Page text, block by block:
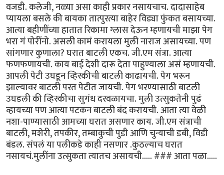
वजडी. कलेजी, नळ्या असा काही प्रकार नसायचाच. दादासाहेब
प्यायला बसले की बायका तात्पुरत्या बाहेर विड्या फुंकत बसायच्या.
आत्या बहीणींच्या हातात रिकामा ग्लास देऊन म्हणायची माझा पेग
भरा गं पोरींनो. असली कामं करायला मुली नाराज असायच्या. पण
सांगणार कुणाला? घरात बाटली एकच. जी.एम संत्रा. आत्या
फणफणायची. काय बाई देशी दारू देता पाहुण्याला असं म्हणायची.
आपली पेटी उघडून व्हिस्कीची बाटली काढायची. पेग भरून
झाल्यावर बाटली परत पेटीत जायची. पेग भरण्यासाठी बाटली
उघडली की व्हिस्कीचा सुगंध दरवळायचा. मुली उत्सुकतेनी पुढं
व्हायच्या पण आत्या पटकन बाटली बंद करायची. आता त्या वेळी
नशा-पाण्यासाठी आमच्या घरात असणार काय. जी.एम संत्राची
बाटली, मशेरी, तपकीर, तम्बाकुची पुडी आणि चुन्याची डबी, विडी
बंडल. संपलं या पलीकडे काही नसणार .कुठल्याच घरात
नसायचं.मुलींना उत्सुकता त्यातच असायची..... ### आता पळा.....